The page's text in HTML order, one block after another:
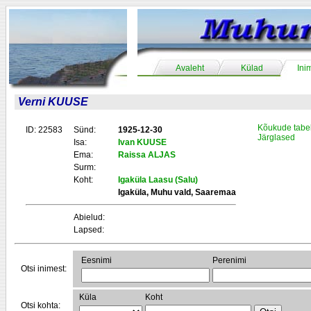
Avaleht Külad
Verni KUUSE
ID: 22583 Sünd:
1925-12-30
Isa:
Ivan KUUSE
Ema:
Raissa ALJAS
Surm:
Koht:
Igaküla Laasu (Salu)
Igaküla, Muhu vald, Saaremaa
Abielud:
Lapsed:
Kõukude
Järglased
Otsi inimest:
Eesnimi Perenimi
Otsi kohta:
Küla Koht